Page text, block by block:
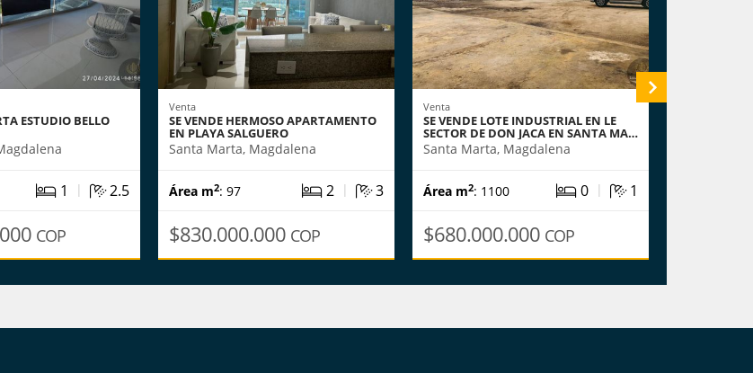
ESTUDIO BELLO
1 | 2.5
COP
Venta
SE VENDE HERMOSO APARTAMENTO
EN PLAYA SALGUERO
Santa Marta, Magdalena
Área m2: 97 2 | 3
$830.000.000 COP
Venta
SE VENDE LOTE INDUSTRIAL EN LE
SECTOR DE DON JACA EN SANTA MA…
Santa Marta, Magdalena
Área m2: 1100 0 | 1
$680.000.000 COP